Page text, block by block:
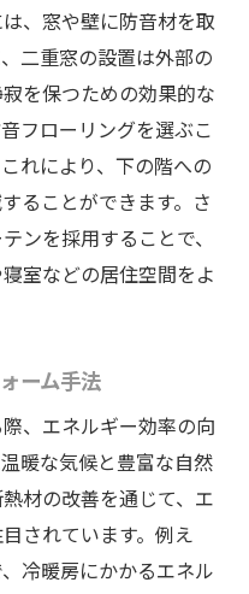
、窓や壁に防音材を取
二重窓の設置は外部の
を保つための効果的な
フローリングを選ぶこ
れにより、下の階への
ることができます。さ
ンを採用することで、
室などの居住空間をよ
ーム手法
、エネルギー効率の向
暖な気候と豊富な自然
材の改善を通じて、エ
されています。例え
冷暖房にかかるエネル